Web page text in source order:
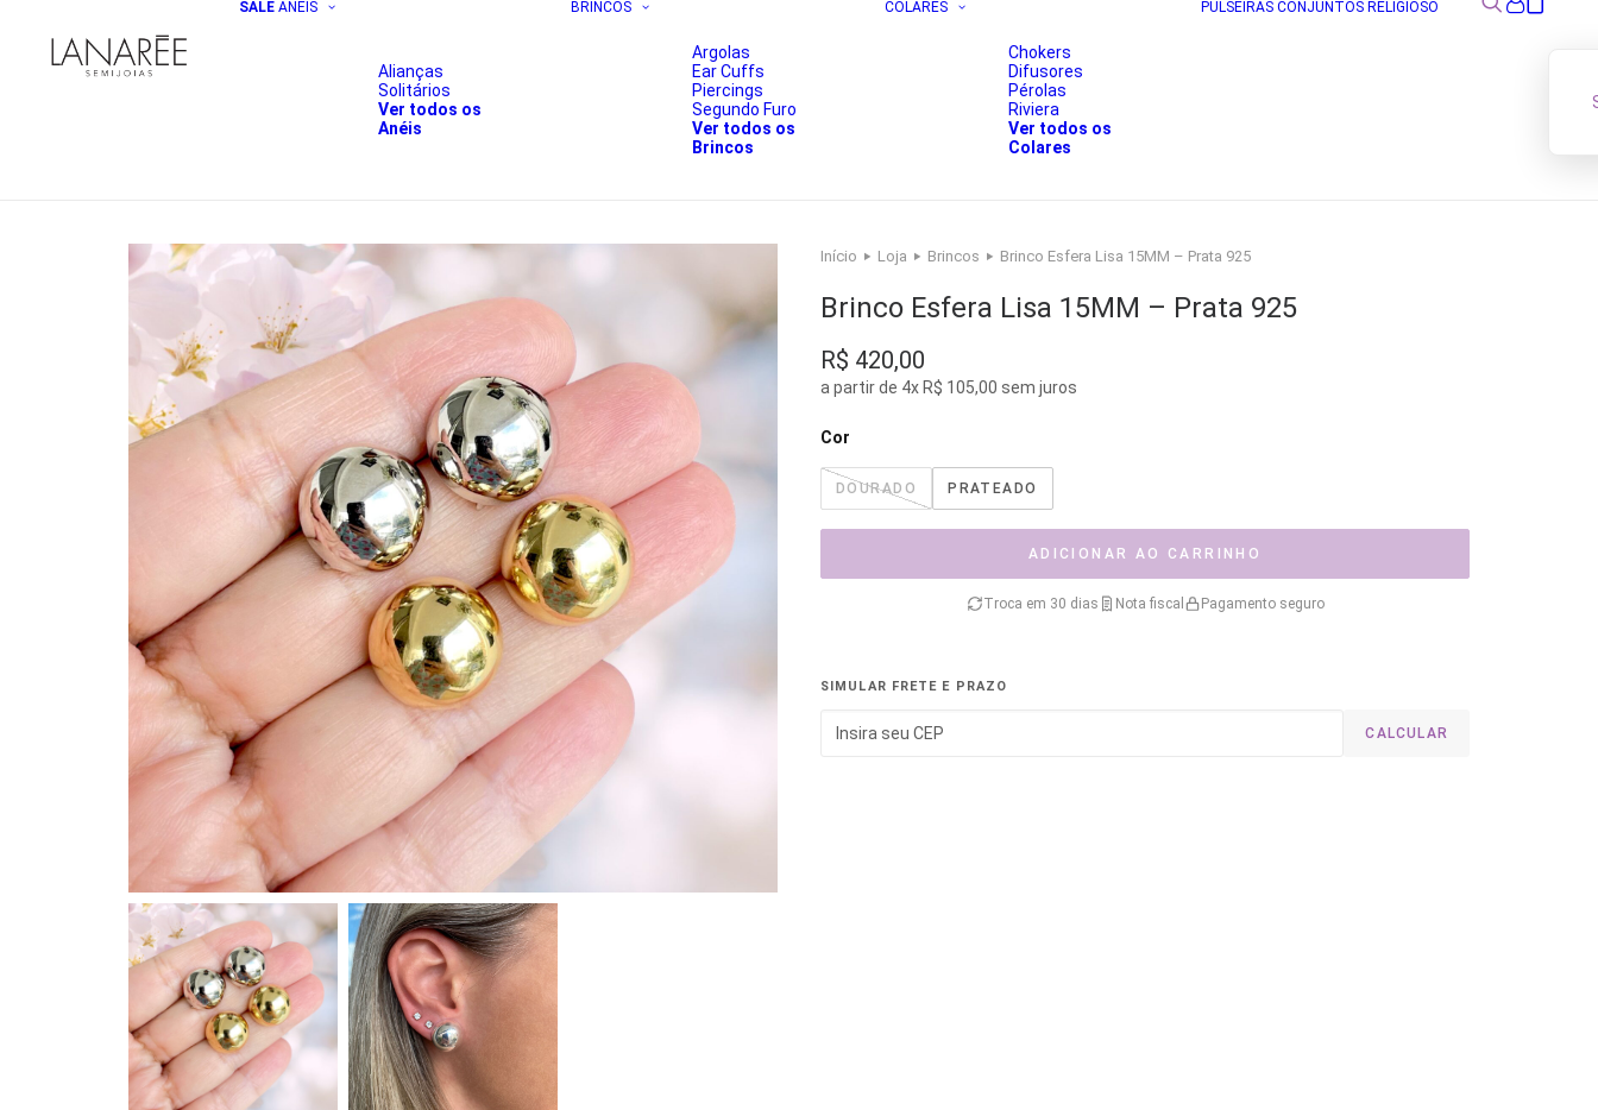
SALE ANÉIS
Alianças
Solitários
Ver todos os
Anéis
BRINCOS
Argolas
Ear Cuffs
Piercings
Segundo Furo
Ver todos os
Brincos
COLARES
Chokers
Difusores
Pérolas
Riviera
Ver todos os
Colares
PULSEIRAS CONJUNTOS RELIGIOSO
Início Loja Brincos Brinco Esfera Lisa 15MM – Prata 925
Brinco Esfera Lisa 15MM – Prata 925
R$ 420,00
a partir de 4x R$ 105,00 sem juros
Cor
DOURADO PRATEADO
ADICIONAR AO CARRINHO
Troca em 30 dias Nota fiscal Pagamento seguro
SIMULAR FRETE E PRAZO
CALCULAR